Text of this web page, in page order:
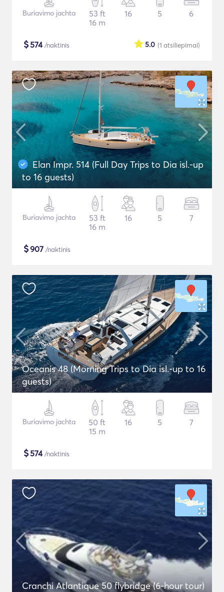
Buriavimo jachta
53 ft
16 m
16 5 6
$574/naktinis (1 atsiliepimai)
5.0
Elan Impr. 514 (Full Day Trips to Dia isl.-up
to 16 guests)
Buriavimo jachta
53 ft
16 m
16 5 7
$907 /naktinis
Oceanis 48 (Morning Trips to Dia isl.-up to 16
guests)
Buriavimo jachta
50 ft
15 m
16 5 7
$574/naktinis
Cranchi Atlantique 50 flybridge (6-hour tour)